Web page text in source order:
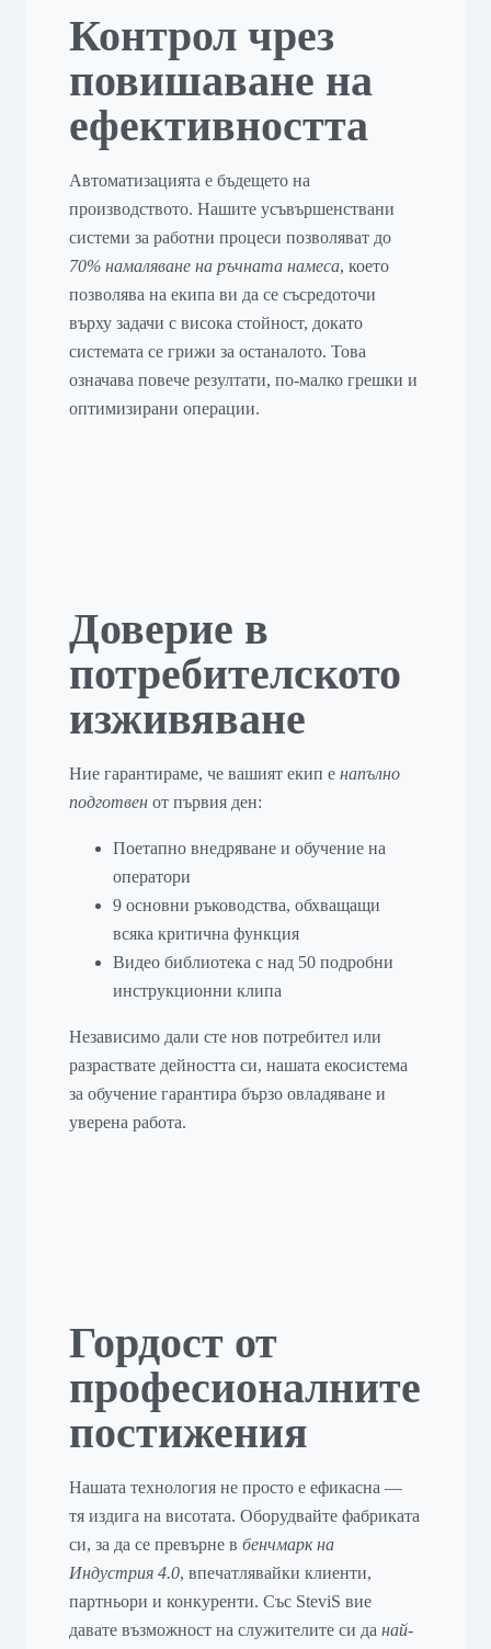
Контрол чрез
повишаване на
ефективността
Автоматизацията е бъдещето на
производството. Нашите усъвършенствани
системи за работни процеси позволяват до
70% намаляване на ръчната намеса, което
позволява на екипа ви да се съсредоточи
върху задачи с висока стойност, докато
системата се грижи за останалото. Това
означава повече резултати, по-малко грешки и
оптимизирани операции.
Доверие в
потребителското
изживяване
Ние гарантираме, че вашият екип енапълно
подготвен от първия ден:
Поетапно внедряване и обучение на
оператори
9 основни ръководства, обхващащи
всяка критична функция
Видео библиотека с над 50 подробни
инструкционни клипа
Независимо дали сте нов потребител или
разраствате дейността си, нашата екосистема
за обучение гарантира бързо овладяване и
уверена работа.
Гордост от
професионалните
постижения
Нашата технология не просто е ефикасна —
тя издига на висотата. Оборудвайте фабриката
си, за да се превърне вбенчмарк на
Индустрия 4.0, впечатлявайки клиенти,
партньори и конкуренти. Със SteviS вие
давате възможност на служителите си данай-